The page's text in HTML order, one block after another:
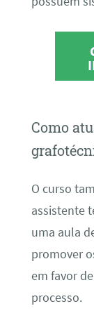
Como
O curso
assistente
uma aula
promover
em favor
processo.